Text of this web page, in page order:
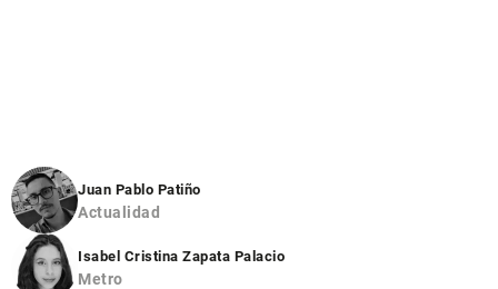
Juan Pablo Patiño
Actualidad
Isabel Cristina Zapata Palacio
Metro